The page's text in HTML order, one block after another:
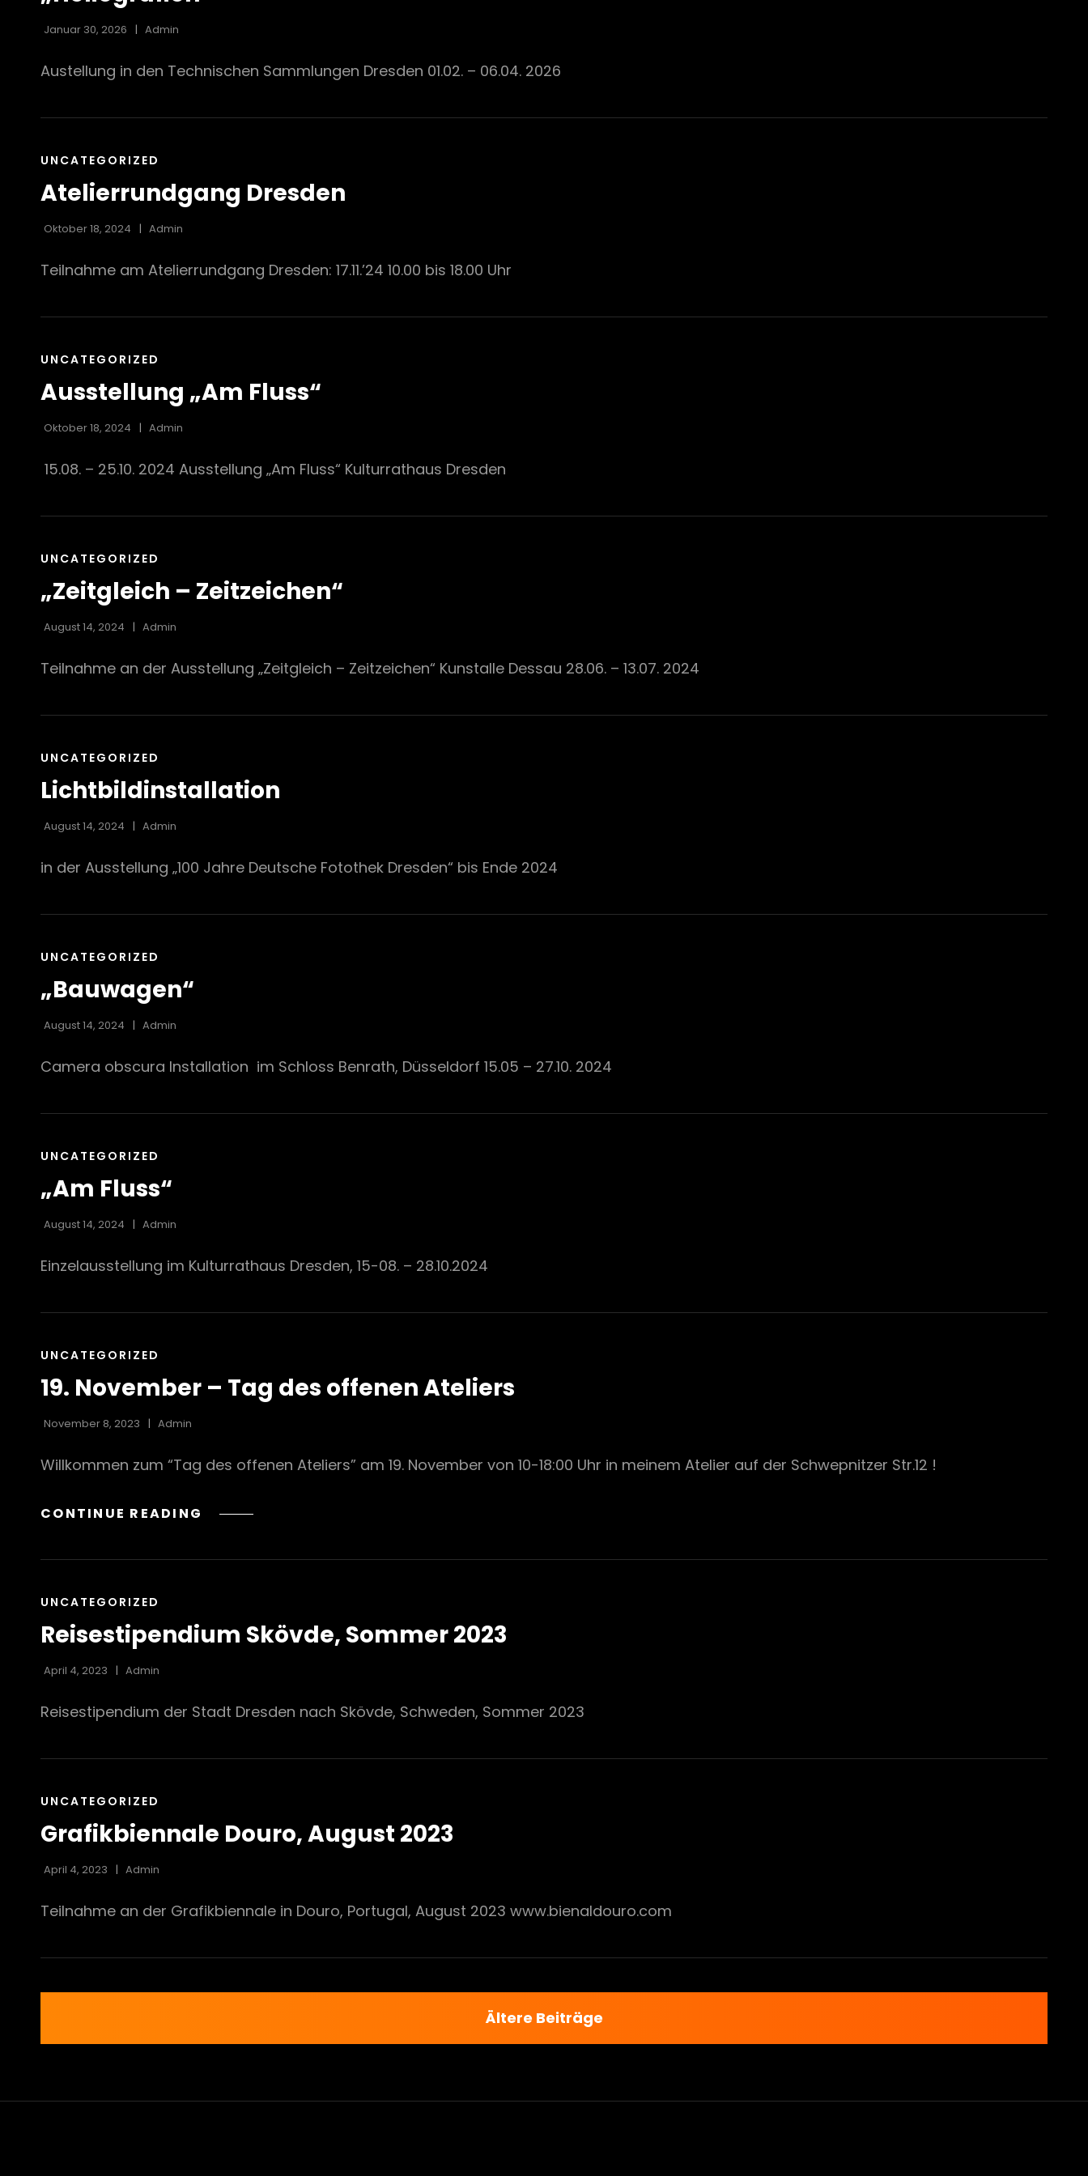
Januar 30, 2026 Admin
Austellung in den Technischen Sammlungen Dresden 01.02. – 06.04. 2026
CAT
UNCATEGORIZED
Atelierrundgang Dresden
Oktober 18, 2024 Admin
Teilnahme am Atelierrundgang Dresden: 17.11.’24 10.00 bis 18.00 Uhr
CAT
UNCATEGORIZED
Ausstellung „Am Fluss“
Oktober 18, 2024 Admin
15.08. – 25.10. 2024 Ausstellung „Am Fluss“ Kulturrathaus Dresden
CAT
UNCATEGORIZED
„Zeitgleich – Zeitzeichen“
August 14, 2024 Admin
Teilnahme an der Ausstellung „Zeitgleich – Zeitzeichen“ Kunstalle Dessau 28.06. – 13.07. 2024
CAT
UNCATEGORIZED
Lichtbildinstallation
August 14, 2024 Admin
in der Ausstellung „100 Jahre Deutsche Fotothek Dresden“ bis Ende 2024
CAT
UNCATEGORIZED
„Bauwagen“
August 14, 2024 Admin
Camera obscura Installation im Schloss Benrath, Düsseldorf 15.05 – 27.10. 2024
CAT
UNCATEGORIZED
„Am Fluss“
August 14, 2024 Admin
Einzelausstellung im Kulturrathaus Dresden, 15-08. – 28.10.2024
CAT
UNCATEGORIZED
19. November – Tag des offenen Ateliers
November 8, 2023 Admin
Willkommen zum “Tag des offenen Ateliers” am 19. November von 10-18:00 Uhr in meinem Atelier auf der Schwepnitzer Str.12 !
CONTINUE READING 19.
ATELIERS
CAT
UNCATEGORIZED
Reisestipendium Skövde, Sommer 2023
April 4, 2023 Admin
Reisestipendium der Stadt Dresden nach Skövde, Schweden, Sommer 2023
CAT
UNCATEGORIZED
Grafikbiennale Douro, August 2023
April 4, 2023 Admin
Teilnahme an der Grafikbiennale in Douro, Portugal, August 2023 www.bienaldouro.com
Ältere Beiträge